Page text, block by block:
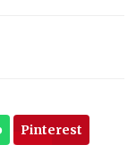
Pinterest